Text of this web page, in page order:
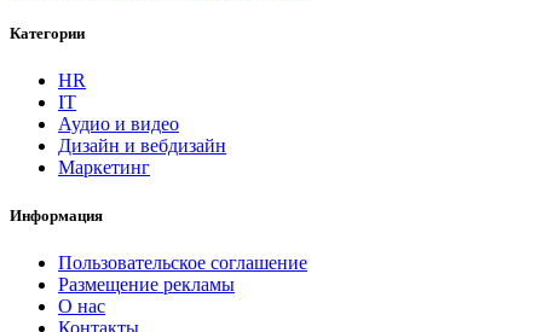
Категории
HR
IT
Аудио и видео
Дизайн и вебдизайн
Маркетинг
Информация
Пользовательское соглашение
Размещение рекламы
О нас
Контакты